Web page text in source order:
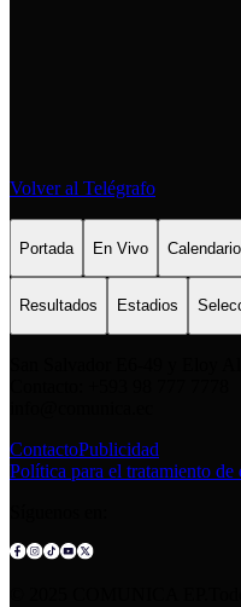
Volver al Telégrafo
Portada En Vivo Calendario
Resultados Estadios
ContactoPublicidad
Política para el tratamiento de